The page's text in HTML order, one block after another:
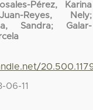
Pérez, Karina
Reyes, Nely;
Sandra; Galar-
06-11